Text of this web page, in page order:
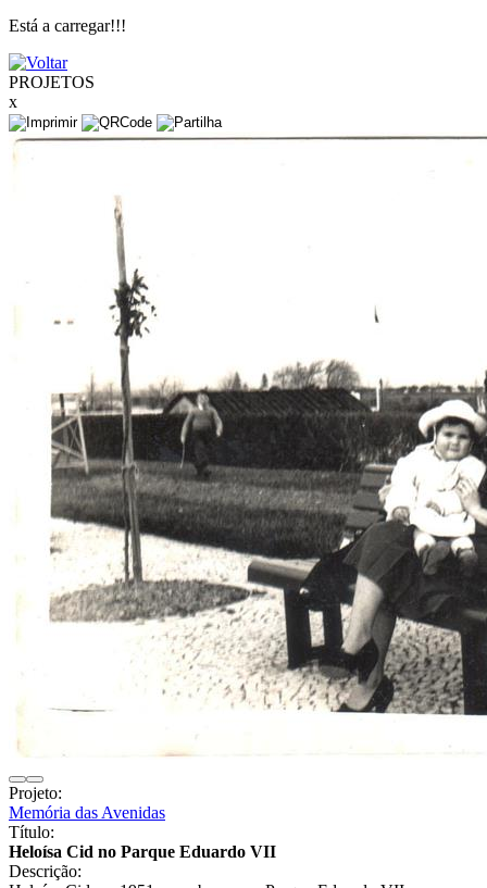
Está a carregar!!!
PROJETOS
x
Projeto:
Memória das Avenidas
Título:
Heloísa Cid no Parque Eduardo VII
Descrição: